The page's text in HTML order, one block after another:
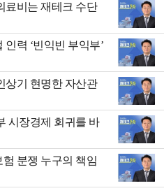
료비는 재테크 수단
력 ‘빈익빈 부익부’
상기 현명한 자산관
시장경제 회귀를 바
분쟁 누구의 책임